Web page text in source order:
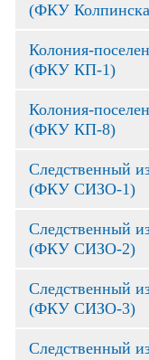
(ФКУ
Колония-
(ФКУ КП-1)
Колония-
(ФКУ КП-8)
Следственный
(ФКУ СИЗО-1)
Следственный
(ФКУ СИЗО-2)
Следственный
(ФКУ СИЗО-3)
Следственный